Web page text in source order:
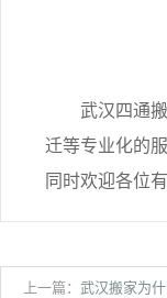
武汉四通搬
迁等专业化的
同时欢迎各位
上一篇： 武汉搬家为